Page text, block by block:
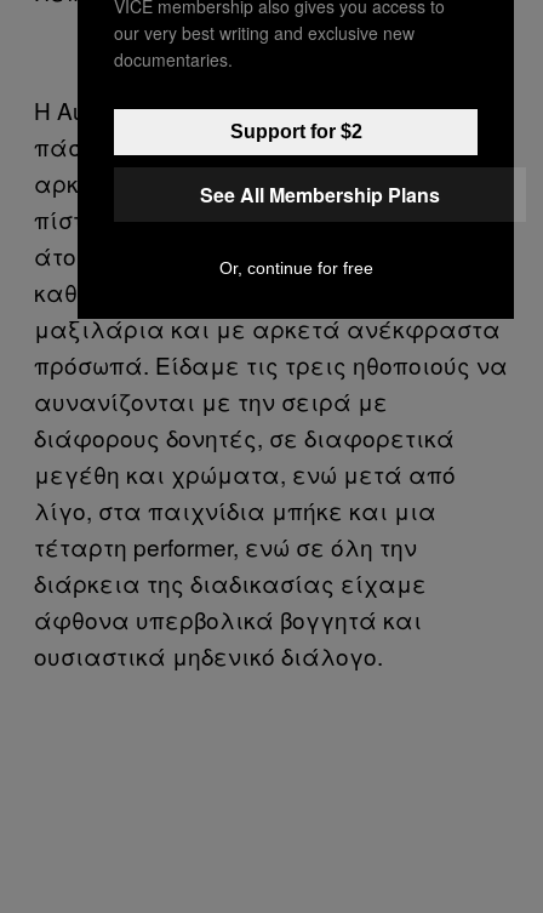
Η Autumn, η Rose και η Dyne, η οποία
πάσχει από ινομυαλγία, γύρισαν
αρκετές σκηνές στην σκηνή της μοβ
πίστας χορού του Oasis, με 12 περίπου
άτομα να τους παρακολουθούν,
καθισμένοι πάνω σε δερμάτινα
μαξιλάρια και με αρκετά ανέκφραστα
πρόσωπά. Είδαμε τις τρεις ηθοποιούς να
αυνανίζονται με την σειρά με
διάφορους δονητές, σε διαφορετικά
μεγέθη και χρώματα, ενώ μετά από
λίγο, στα παιχνίδια μπήκε και μια
τέταρτη performer, ενώ σε όλη την
διάρκεια της διαδικασίας είχαμε
άφθονα υπερβολικά βογγητά και
ουσιαστικά μηδενικό διάλογο.
VICE membership also gives you access to
our very best writing and exclusive new
documentaries.
Support for $2
See All Membership Plans
Or, continue for free